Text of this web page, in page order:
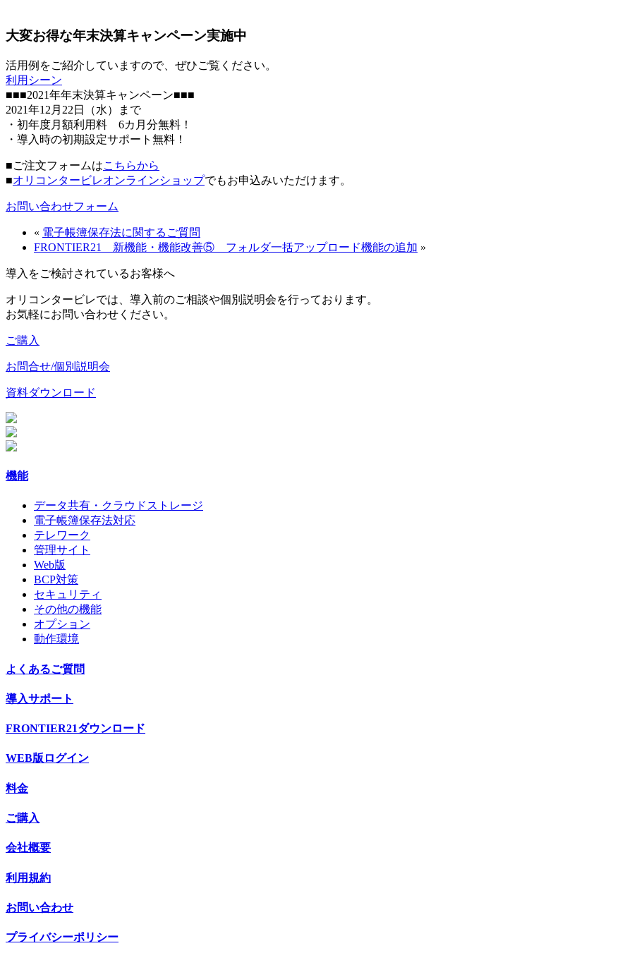
大変お得な年末決算キャンペーン実施中
活用例をご紹介していますので、ぜひご覧ください。
利用シーン
■■■2021年年末決算キャンペーン■■■
2021年12月22日（水）まで
・初年度月額利用料 6カ月分無料！
・導入時の初期設定サポート無料！
■ご注文フォームはこちらから
■オリコンタービレオンラインショップでもお申込みいただけます。
お問い合わせフォーム
« 電子帳簿保存法に関するご質問
FRONTIER21 新機能・機能改善⑤ フォルダ一括アップロード機能の追加 »
導入をご検討されているお客様へ
オリコンタービレでは、導入前のご相談や個別説明会を行っております。
お気軽にお問い合わせください。
ご購入
お問合せ/個別説明会
資料ダウンロード
機能
データ共有・クラウドストレージ
電子帳簿保存法対応
テレワーク
管理サイト
Web版
BCP対策
セキュリティ
その他の機能
オプション
動作環境
よくあるご質問
導入サポート
FRONTIER21ダウンロード
WEB版ログイン
料金
ご購入
会社概要
利用規約
お問い合わせ
プライバシーポリシー